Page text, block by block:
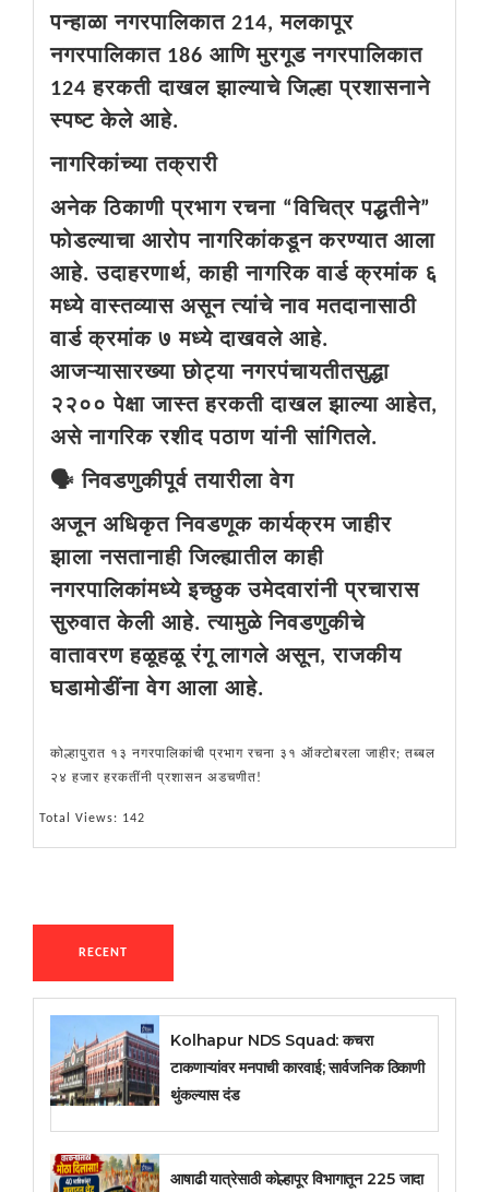
पन्हाळा नगरपालिकात 214, मलकापूर
नगरपालिकात 186 आणि मुरगूड नगरपालिकात
124 हरकती दाखल झाल्याचे जिल्हा प्रशासनाने
स्पष्ट केले आहे.
नागरिकांच्या तक्रारी
अनेक ठिकाणी प्रभाग रचना “विचित्र पद्धतीने”
फोडल्याचा आरोप नागरिकांकडून करण्यात आला
आहे. उदाहरणार्थ, काही नागरिक वार्ड क्रमांक ६
मध्ये वास्तव्यास असून त्यांचे नाव मतदानासाठी
वार्ड क्रमांक ७ मध्ये दाखवले आहे.
आजऱ्यासारख्या छोट्या नगरपंचायतीतसुद्धा
२२०० पेक्षा जास्त हरकती दाखल झाल्या आहेत,
असे नागरिक रशीद पठाण यांनी सांगितले.
🗣️ निवडणुकीपूर्व तयारीला वेग
अजून अधिकृत निवडणूक कार्यक्रम जाहीर
झाला नसतानाही जिल्ह्यातील काही
नगरपालिकांमध्ये इच्छुक उमेदवारांनी प्रचारास
सुरुवात केली आहे. त्यामुळे निवडणुकीचे
वातावरण हळूहळू रंगू लागले असून, राजकीय
घडामोडींना वेग आला आहे.
कोल्हापुरात १३ नगरपालिकांची प्रभाग रचना ३१ ऑक्टोबरला जाहीर; तब्बल
२४ हजार हरकतींनी प्रशासन अडचणीत!
Total Views: 142
RECENT
Kolhapur NDS Squad: कचरा
टाकणाऱ्यांवर मनपाची कारवाई; सार्वजनिक ठिकाणी
थुंकल्यास दंड
आषाढी यात्रेसाठी कोल्हापूर विभागातून 225 जादा